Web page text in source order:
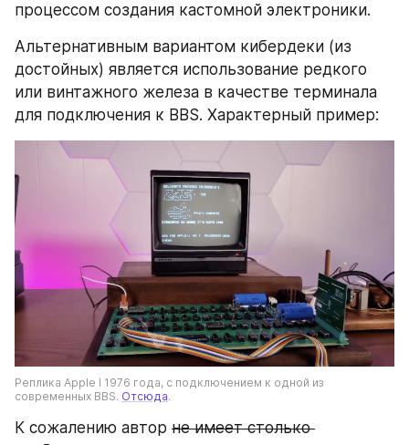
процессом создания кастомной электроники.
Альтернативным вариантом кибердеки (из
достойных) является использование редкого
или винтажного железа в качестве терминала
для подключения к BBS. Характерный пример:
Реплика Apple I 1976 года, с подключением к одной из
современных BBS. Отсюда.
К сожалению автор не имеет столько